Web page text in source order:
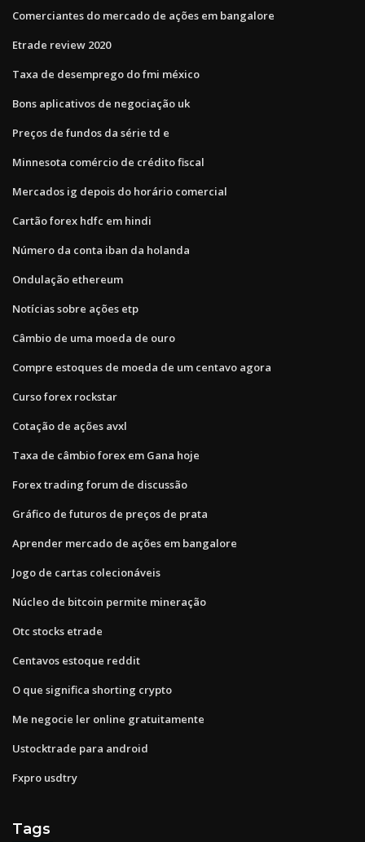
Comerciantes do mercado de ações em bangalore
Etrade review 2020
Taxa de desemprego do fmi méxico
Bons aplicativos de negociação uk
Preços de fundos da série td e
Minnesota comércio de crédito fiscal
Mercados ig depois do horário comercial
Cartão forex hdfc em hindi
Número da conta iban da holanda
Ondulação ethereum
Notícias sobre ações etp
Câmbio de uma moeda de ouro
Compre estoques de moeda de um centavo agora
Curso forex rockstar
Cotação de ações avxl
Taxa de câmbio forex em Gana hoje
Forex trading forum de discussão
Gráfico de futuros de preços de prata
Aprender mercado de ações em bangalore
Jogo de cartas colecionáveis
Núcleo de bitcoin permite mineração
Otc stocks etrade
Centavos estoque reddit
O que significa shorting crypto
Me negocie ler online gratuitamente
Ustocktrade para android
Fxpro usdtry
Tags